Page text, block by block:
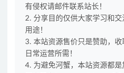
有侵权请邮件联系站长！
2. 分享目的仅供大家学习和
用途！
3. 本站资源售价只是赞助，
日常运营所需！
4. 为避免河蟹，本站资源都